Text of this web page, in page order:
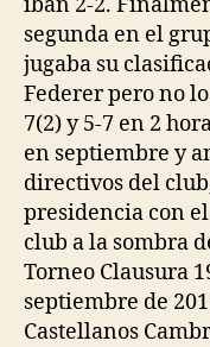
segunda en el
jugaba su
Federer pero no
7(2) y 5-7 en 2
en septiembre y
directivos del
presidencia con
club a la sombra
Torneo Clausura
septiembre de
Castellanos